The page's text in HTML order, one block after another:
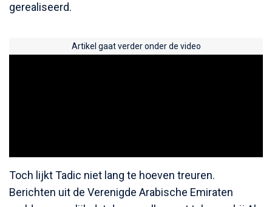
gerealiseerd.
Artikel gaat verder onder de video
Toch lijkt Tadic niet lang te hoeven treuren.
Berichten uit de Verenigde Arabische Emiraten